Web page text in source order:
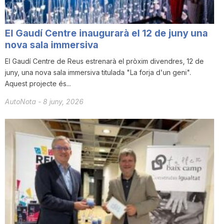
El Gaudí Centre inaugurarà el 12 de juny una
nova sala immersiva
El Gaudí Centre de Reus estrenarà el pròxim divendres, 12 de
juny, una nova sala immersiva titulada "La forja d'un geni".
Aquest projecte és...
AutoNota - 8 juny, 2026